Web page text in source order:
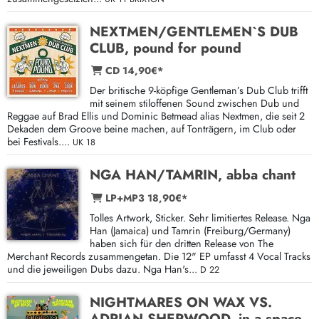
NEXTMEN/GENTLEMEN`S DUB
CLUB, pound for pound
CD 14,90€*
Der britische 9-köpfige Gentleman’s Dub Club trifft
mit seinem stiloffenen Sound zwischen Dub und
Reggae auf Brad Ellis und Dominic Betmead alias Nextmen, die seit 2
Dekaden dem Groove beine machen, auf Tonträgern, im Club oder
bei Festivals.... UK 18
NGA HAN/TAMRIN, abba chant
LP+MP3 18,90€*
Tolles Artwork, Sticker. Sehr limitiertes Release. Nga
Han (Jamaica) und Tamrin (Freiburg/Germany)
haben sich für den dritten Release von The
Merchant Records zusammengetan. Die 12" EP umfasst 4 Vocal Tracks
und die jeweiligen Dubs dazu. Nga Han's... D 22
NIGHTMARES ON WAX VS.